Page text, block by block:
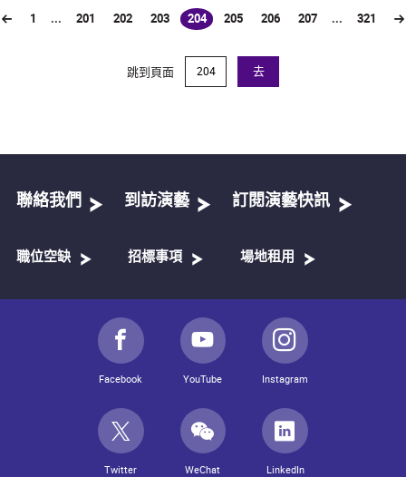
1 ... 201 202 203 204
(current)205 206 207 ... 321
跳到頁面 去
聯絡我們 到訪演藝 訂閱演藝快訊
職位空缺 招標事項 場地租用
Facebook YouTube Instagram
Twitter WeChat LinkedIn